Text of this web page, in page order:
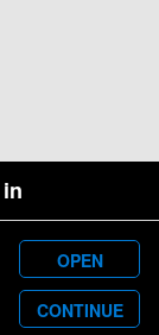
OPEN
CONTINUE